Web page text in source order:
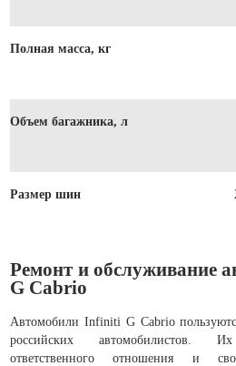
Полная масса, кг
Объем багажника, л
Размер шин
Ремонт и обслуживание
G Cabrio
Автомобили Infiniti G Cabrio
российских автомобилистов.
ответственного отношения и